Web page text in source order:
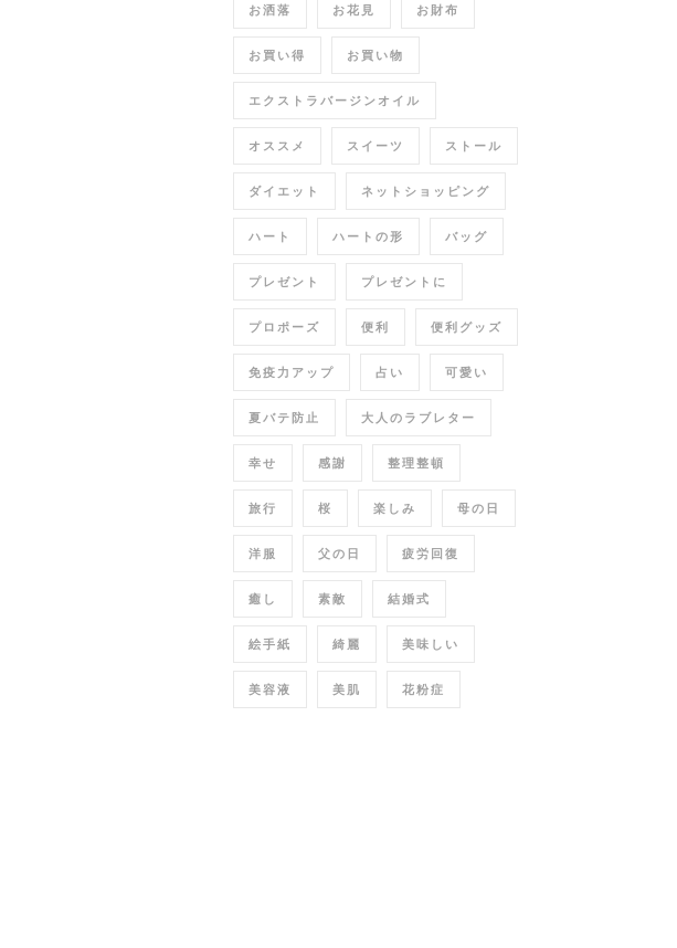
お洒落 お花見 お財布
お買い得 お買い物
エクストラバージンオイル
オススメ スイーツ ストール
ダイエット ネットショッピング
ハート ハートの形 バッグ
プレゼント プレゼントに
プロポーズ 便利 便利グッズ
免疫力アップ 占い 可愛い
夏バテ防止 大人のラブレター
幸せ 感謝 整理整頓
旅行 桜 楽しみ 母の日
洋服 父の日 疲労回復
癒し 素敵 結婚式
絵手紙 綺麗 美味しい
美容液 美肌 花粉症